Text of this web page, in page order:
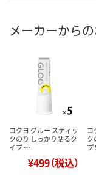
メーカーから
コクヨ グルー スティッ
クのり しっかり貼るタ
イプ …
¥499（税込）
コ
ク